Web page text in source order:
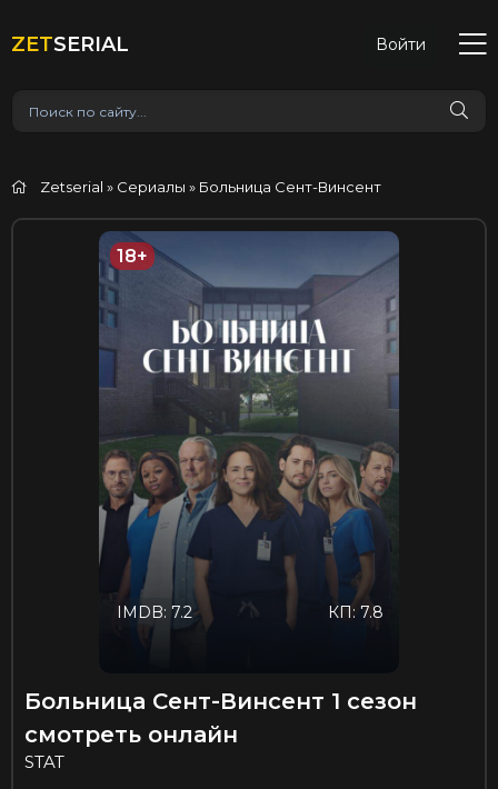
ZETSERIAL Войти
Zetserial » Сериалы » Больница Сент-Винсент
18+
КП: 7.8
IMDB: 7.2
Больница Сент-Винсент 1 сезон
смотреть онлайн
STAT